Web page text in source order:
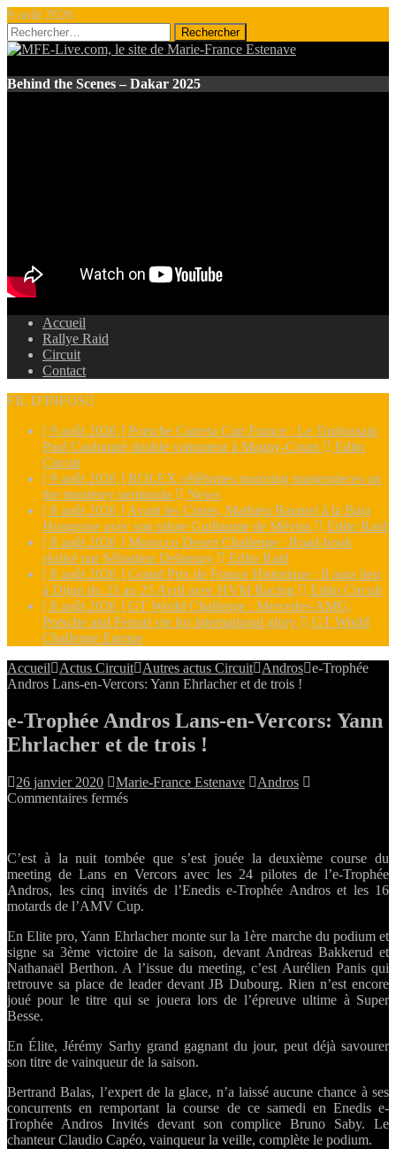
9 août 2026
Rechercher :
Behind the Scenes – Dakar 2025
Accueil
Rallye Raid
Circuit
Contact
FIL D'INFOS
[ 9 août 2026 ] Porsche Carrera Cup France : Le Toulousain
Paul Cauhaupé double vainqueur à Magny-Cours
Edito
Circuit
[ 9 août 2026 ] ROLEX célébrates motoring masterpieces on
the monterey peninsula
News
[ 8 août 2026 ] Avant les Cimes, Mathieu Baumel à la Baja
Hongroise avec son pilote Guillaume de Mévius
Edito Raid
[ 8 août 2026 ] Morocco Desert Challenge : Road-book
réalisé par Sébastien Delaunay
Edito Raid
[ 8 août 2026 ] Grand Prix de France Historique : Il aura lieu
à Dijon du 23 au 25 Avril avec HVM Racing
Edito Circuit
[ 8 août 2026 ] GT World Challenge : Mercedes-AMG,
Porsche and Ferrari vie for international glory
GT World
Challenge Europe
Accueil
Actus Circuit Autres actus Circuit Andros e-Trophée
Andros Lans-en-Vercors: Yann Ehrlacher et de trois !
e-Trophée Andros Lans-en-Vercors: Yann
Ehrlacher et de trois !
26 janvier 2020 Marie-France Estenave
Andros
Commentaires ferméssur
Lans-
en-
Vercors:
Yann
et
de
trois
!
C’est à la nuit tombée que s’est jouée la deuxième course du
meeting de Lans en Vercors avec les 24 pilotes de l’e-Trophée
Andros, les cinq invités de l’Enedis e-Trophée Andros et les 16
motards de l’AMV Cup.
En Elite pro, Yann Ehrlacher monte sur la 1ère marche du podium et
signe sa 3ème victoire de la saison, devant Andreas Bakkerud et
Nathanaël Berthon. A l’issue du meeting, c’est Aurélien Panis qui
retrouve sa place de leader devant JB Dubourg. Rien n’est encore
joué pour le titre qui se jouera lors de l’épreuve ultime à Super
Besse.
En Élite, Jérémy Sarhy grand gagnant du jour, peut déjà savourer
son titre de vainqueur de la saison.
Bertrand Balas, l’expert de la glace, n’a laissé aucune chance à ses
concurrents en remportant la course de ce samedi en Enedis e-
Trophée Andros Invités devant son complice Bruno Saby. Le
chanteur Claudio Capéo, vainqueur la veille, complète le podium.